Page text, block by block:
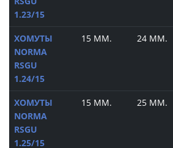
1.23/15
ХОМУТЫ
NORMA
RSGU
1.24/15
15 ММ. 24 ММ.
ХОМУТЫ
NORMA
RSGU
1.25/15
15 ММ. 25 ММ.